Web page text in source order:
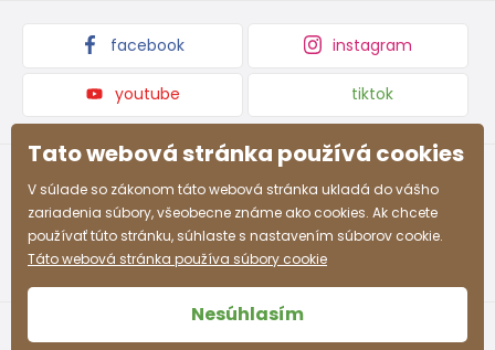
facebook instagram
youtube tiktok
Tato webová stránka používá cookies
V súlade so zákonom táto webová stránka ukladá do vášho
zariadenia súbory, všeobecne známe ako cookies. Ak chcete
používať túto stránku, súhlaste s nastavením súborov cookie.
Táto webová stránka používa súbory cookie
Nesúhlasím